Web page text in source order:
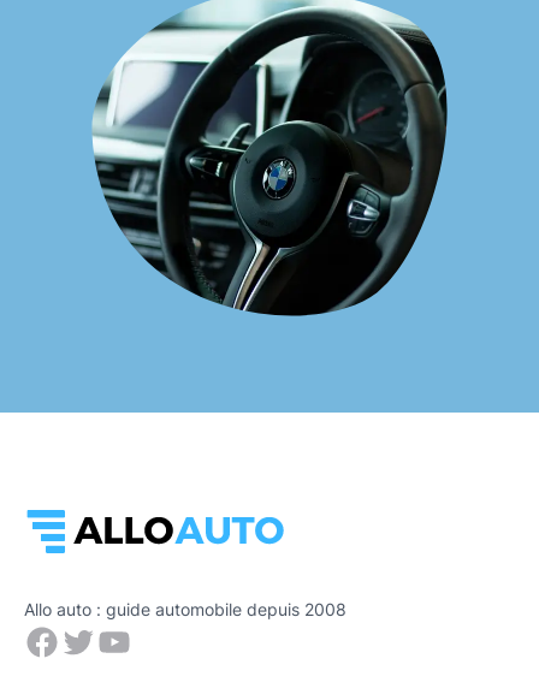
Allo auto : guide automobile depuis 2008
Facebook
Twitter
YouTube